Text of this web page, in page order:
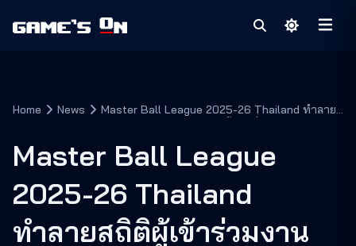
Home News
Master Ball League 2025-26 Thailand ทำลาย
Master Ball League
2025-26 Thailand
ทำลายสถิติผู้เข้าร่วมงาน